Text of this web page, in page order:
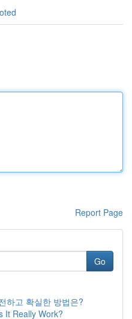
Report Page
Go
하고 확실한 방법은?
It Really Work?